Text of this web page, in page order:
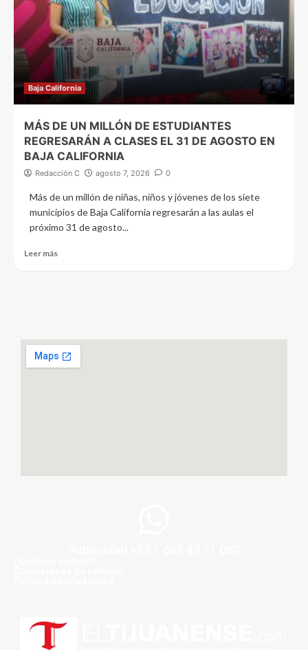
Baja California
MÁS DE UN MILLÓN DE ESTUDIANTES
REGRESARÁN A CLASES EL 31 DE AGOSTO EN
BAJA CALIFORNIA
Redacción C agosto 7, 2026 0
Más de un millón de niñas, niños y jóvenes de los siete
municipios de Baja California regresarán a las aulas el
próximo 31 de agosto...
Leer más